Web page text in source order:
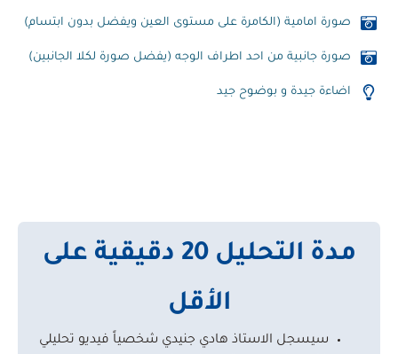
صورة امامية (الكامرة على مستوى العين ويفضل بدون ابتسام)
صورة جانبية من احد اطراف الوجه (يفضل صورة لكلا الجانبين)
اضاءة جيدة و بوضوح جيد
مدة التحليل 20 دقيقية على
الأقل
سيسجل الاستاذ هادي جنيدي شخصياً فيديو تحليلي